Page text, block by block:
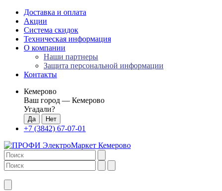
Доставка и оплата
Акции
Система скидок
Техническая информация
О компании
Наши партнеры
Защита персональной информации
Контакты
Кемерово
Ваш город — Кемерово
Угадали?
+7 (3842) 67-07-01